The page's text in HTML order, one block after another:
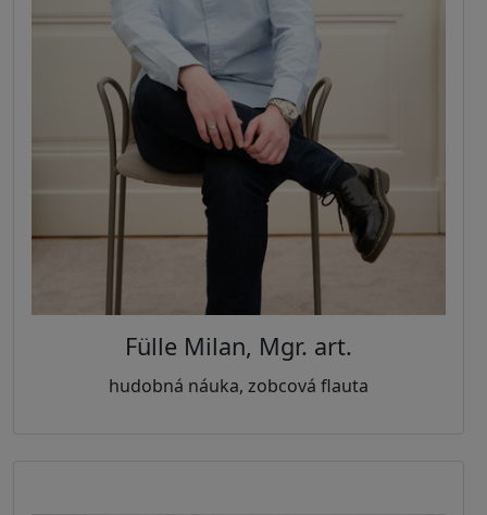
Fülle Milan, Mgr. art.
hudobná náuka, zobcová flauta